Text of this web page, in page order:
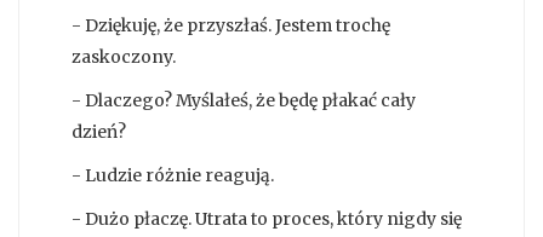
- Dziękuję, że przyszłaś. Jestem trochę
zaskoczony.
- Dlaczego? Myślałeś, że będę płakać cały
dzień?
- Ludzie różnie reagują.
- Dużo płaczę. Utrata to proces, który nigdy się